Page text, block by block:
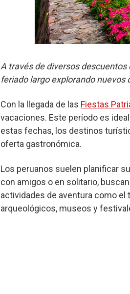
A través de diversos descuentos
feriado largo explorando nuevos
Con la llegada de las Fiestas
vacaciones. Este período es
estas fechas, los destinos
oferta gastronómica.
Los peruanos suelen planificar
con amigos o en solitario,
actividades de aventura como
arqueológicos, museos y